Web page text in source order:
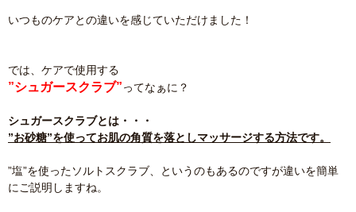
いつものケアとの違いを感じていただけました！
では、ケアで使用する
”シュガースクラブ”ってなぁに？
シュガースクラブとは・・・
”お砂糖”を使ってお肌の角質を落としマッサージする方法です。
”塩”を使ったソルトスクラブ、というのもあるのですが違いを簡単
にご説明しますね。